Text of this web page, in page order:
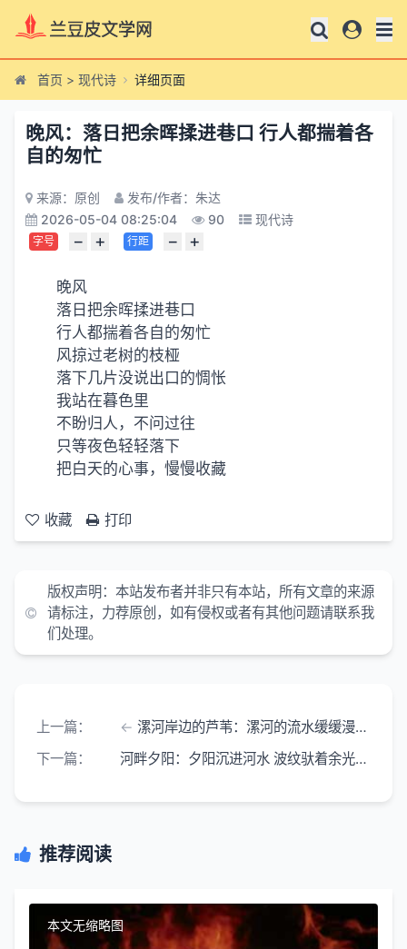
首页 > 现代诗 详细页面
晚风：落日把余晖揉进巷口 行人都揣着各
自的匆忙
来源：原创
发布/作者：朱达
2026-05-04 08:25:04
90 现代诗
字号 − + 行距 − +
晚风
落日把余晖揉进巷口
行人都揣着各自的匆忙
风掠过老树的枝桠
落下几片没说出口的惆怅
我站在暮色里
不盼归人，不问过往
只等夜色轻轻落下
把白天的心事，慢慢收藏
收藏 打印
版权声明： 本站发布者并非只有本站，所有文章的来源
请标注，力荐原创，如有侵权或者有其他问题请联系我
们处理。
上一篇：
漯河岸边的芦苇：漯河的流水缓缓漫过堤岸
下一篇：
河畔夕阳：夕阳沉进河水 波纹驮着余光慢慢游荡
推荐阅读
本文无缩略图